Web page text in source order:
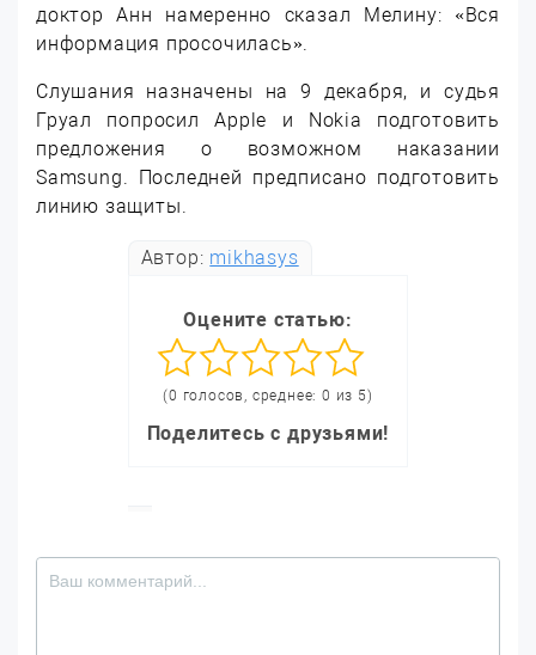
доктор Анн намеренно сказал Мелину: «Вся
информация просочилась».
Слушания назначены на 9 декабря, и судья
Груал попросил Apple и Nokia подготовить
предложения о возможном наказании
Samsung. Последней предписано подготовить
линию защиты.
Автор: mikhasys
Оцените статью:
(0 голосов, среднее: 0 из 5)
Поделитесь с друзьями!